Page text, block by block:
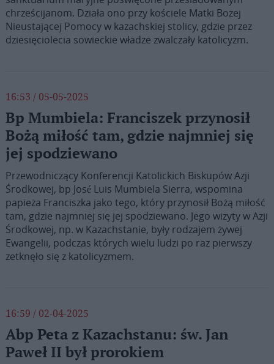
chrześcijanom. Działa ono przy kościele Matki Bożej
Nieustającej Pomocy w kazachskiej stolicy, gdzie przez
dziesięciolecia sowieckie władze zwalczały katolicyzm.
16:53 / 05-05-2025
Bp Mumbiela: Franciszek przynosił
Bożą miłość tam, gdzie najmniej się
jej spodziewano
Przewodniczący Konferencji Katolickich Biskupów Azji
Środkowej, bp José Luis Mumbiela Sierra, wspomina
papieża Franciszka jako tego, który przynosił Bożą miłość
tam, gdzie najmniej się jej spodziewano. Jego wizyty w Azji
Środkowej, np. w Kazachstanie, były rodzajem żywej
Ewangelii, podczas których wielu ludzi po raz pierwszy
zetknęło się z katolicyzmem.
16:59 / 02-04-2025
Abp Peta z Kazachstanu: św. Jan
Paweł II był prorokiem